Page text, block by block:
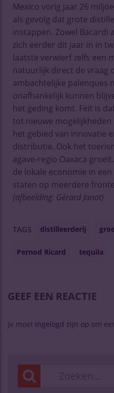
Mexico vorig jaar 26
als gevolg dat grote
instappen. Zowel Bacardi
zich eerder dit jaar in in
laatste verwierf zelfs een
natuurlijk direct de vraag
ambachtelijke palenques
onafhankelijk kunnen
het geding komt. Feit is
tot nieuwe
het gebied van innovatie
distributie. Ook het
agave-regio Oaxaca
de lokale economie in een
staten op meerdere
(afbeelding: Gérard Janot)
TAGS distilleerderij
Pernod Ricard tequila
GEEF EEN REACTIE
Je moet ingelogd zijn op om